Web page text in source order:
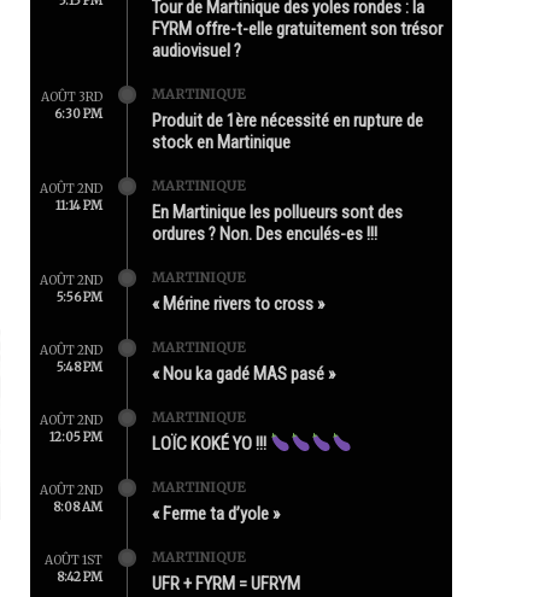
Tour de Martinique des yoles rondes : la
FYRM offre-t-elle gratuitement son trésor
audiovisuel ?
AOÛT 3RD
6:30 PM
MARTINIQUE
Produit de 1ère nécessité en rupture de
stock en Martinique
AOÛT 2ND
11:14 PM
MARTINIQUE
En Martinique les pollueurs sont des
ordures ? Non. Des enculés-es !!!
AOÛT 2ND
5:56 PM
MARTINIQUE
« Mérine rivers to cross »
AOÛT 2ND
5:48 PM
MARTINIQUE
« Nou ka gadé MAS pasé »
AOÛT 2ND
12:05 PM
MARTINIQUE
LOÏC KOKÉ YO !!!
AOÛT 2ND
8:08 AM
MARTINIQUE
« Ferme ta d’yole »
AOÛT 1ST
8:42 PM
MARTINIQUE
UFR + FYRM = UFRYM